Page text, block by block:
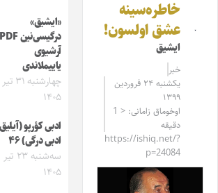
خاطره‌سینه
عشق اولسون!
ایشیق
خبر
یکشنبه ۲۴ فروردین
۱۳۹۹
اوخوماق زامانی: < 1
دقیقه
https://ishiq.net/?
p=24084
«ایشیق»
درگیسی‌نین PDF
آرشیوی
یاییملاندی
چهارشنبه ۳۱ تیر
۱۴۰۵
ادبی کؤرپو (آیلیق
ادبی درگی) ۴۶
سه‌شنبه ۲۳ تیر
۱۴۰۵